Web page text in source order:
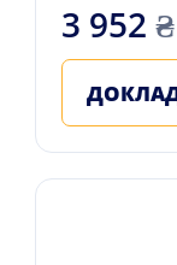
3 952 ₴